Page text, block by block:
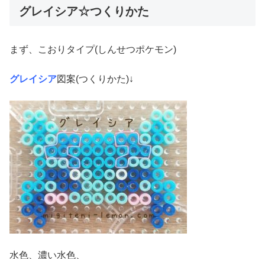
グレイシア☆つくりかた
まず、こおりタイプ(しんせつポケモン)
グレイシア図案(つくりかた)↓
水色、濃い水色、